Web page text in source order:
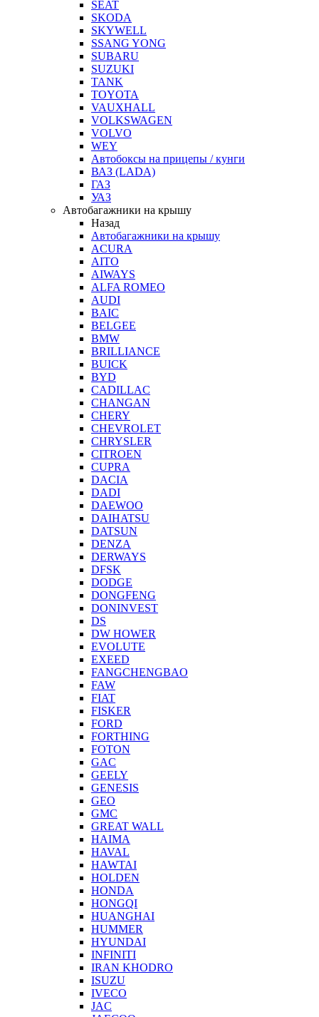
SEAT
SKODA
SKYWELL
SSANG YONG
SUBARU
SUZUKI
TANK
TOYOTA
VAUXHALL
VOLKSWAGEN
VOLVO
WEY
Автобоксы на прицепы / кунги
ВАЗ (LADA)
ГАЗ
УАЗ
Автобагажники на крышу
Назад
Автобагажники на крышу
ACURA
AITO
AIWAYS
ALFA ROMEO
AUDI
BAIC
BELGEE
BMW
BRILLIANCE
BUICK
BYD
CADILLAC
CHANGAN
CHERY
CHEVROLET
CHRYSLER
CITROEN
CUPRA
DACIA
DADI
DAEWOO
DAIHATSU
DATSUN
DENZA
DERWAYS
DFSK
DODGE
DONGFENG
DONINVEST
DS
DW HOWER
EVOLUTE
EXEED
FANGCHENGBAO
FAW
FIAT
FISKER
FORD
FORTHING
FOTON
GAC
GEELY
GENESIS
GEO
GMC
GREAT WALL
HAIMA
HAVAL
HAWTAI
HOLDEN
HONDA
HONGQI
HUANGHAI
HUMMER
HYUNDAI
INFINITI
IRAN KHODRO
ISUZU
IVECO
JAC